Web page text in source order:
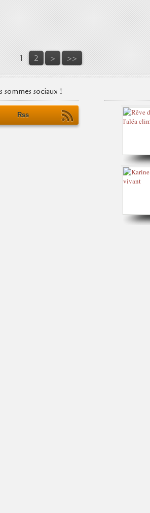
1 2 > >>
sommes sociaux !
Rss